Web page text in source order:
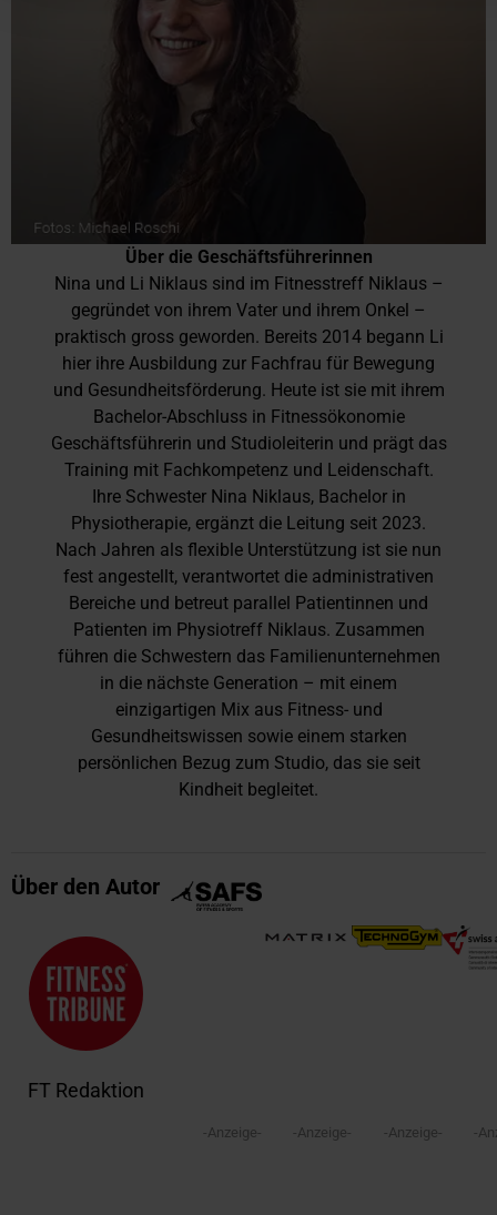
Über die Geschäftsführerinnen
Nina und Li Niklaus sind im Fitnesstreff Niklaus –
gegründet von ihrem Vater und ihrem Onkel –
praktisch gross geworden. Bereits 2014 begann Li
hier ihre Ausbildung zur Fachfrau für Bewegung
und Gesundheitsförderung. Heute ist sie mit ihrem
Bachelor-Abschluss in Fitnessökonomie
Geschäftsführerin und Studioleiterin und prägt das
Training mit Fachkompetenz und Leidenschaft.
Ihre Schwester Nina Niklaus, Bachelor in
Physiotherapie, ergänzt die Leitung seit 2023.
Nach Jahren als flexible Unterstützung ist sie nun
fest angestellt, verantwortet die administrativen
Bereiche und betreut parallel Patientinnen und
Patienten im Physiotreff Niklaus. Zusammen
führen die Schwestern das Familienunternehmen
in die nächste Generation – mit einem
einzigartigen Mix aus Fitness- und
Gesundheitswissen sowie einem starken
persönlichen Bezug zum Studio, das sie seit
Kindheit begleitet.
Über den Autor
FT Redaktion
-Anzeige- -Anzeige- -Anzeige- -